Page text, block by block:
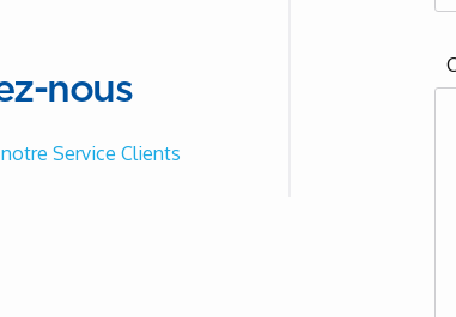
nous
Service Clients